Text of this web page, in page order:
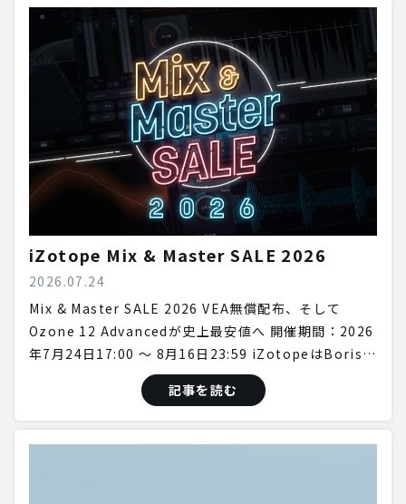
iZotope Mix & Master SALE 2026
2026.07.24
Mix & Master SALE 2026 VEA無償配布、そして
Ozone 12 Advancedが史上最安値へ 開催期間：2026
年7月24日17:00 〜 8月16日23:59 iZotopeはBoris…
記事を読む